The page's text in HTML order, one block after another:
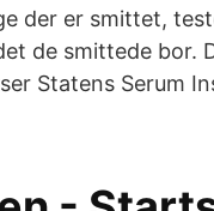
der er smittet,
de smittede bor.
Statens Serum